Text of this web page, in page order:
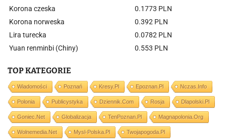
Korona czeska
0.1773 PLN
Korona norweska
0.392 PLN
Lira turecka
0.0782 PLN
Yuan renminbi (Chiny)
0.553 PLN
TOP KATEGORIE
Wiadomości Poznań Kresy.pl Epoznan.pl Nczas.info
Polonia Publicystyka Dziennik.com Rosja Dlapolski.pl
Goniec.net Globalizacja TenPoznan.pl Magnapolonia.org
Wolnemedia.net Mysl-Polska.pl Twojapogoda.pl